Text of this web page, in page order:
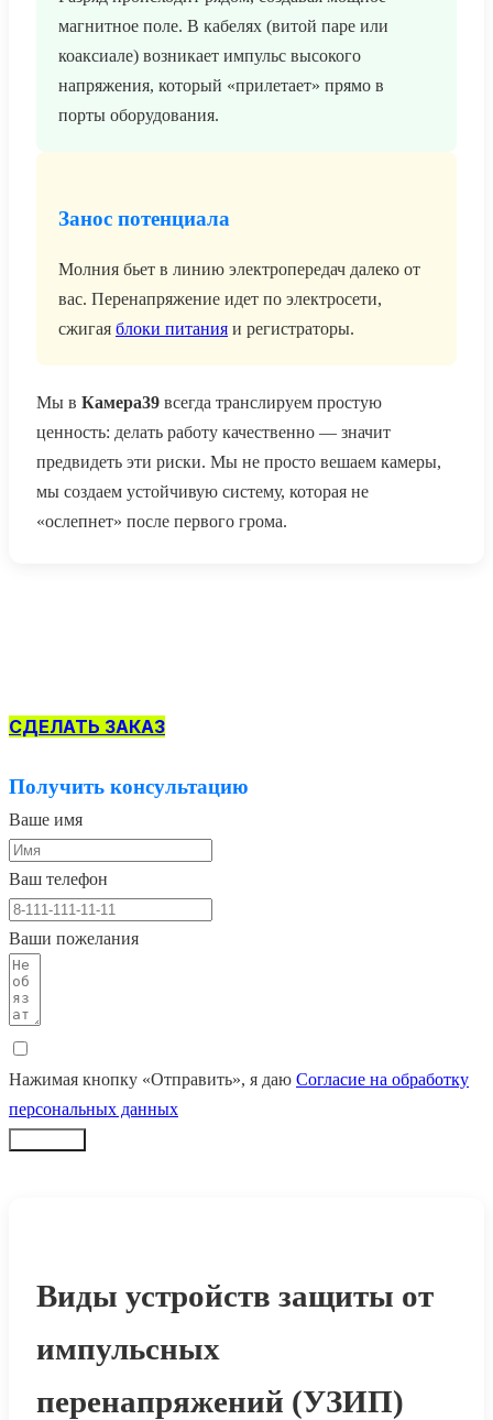
магнитное поле. В кабелях (витой паре или
коаксиале) возникает импульс высокого
напряжения, который «прилетает» прямо в
порты оборудования.
Занос потенциала
Молния бьет в линию электропередач далеко от
вас. Перенапряжение идет по электросети,
сжигая блоки питания и регистраторы.
Мы в Камера39 всегда транслируем простую
ценность: делать работу качественно — значит
предвидеть эти риски. Мы не просто вешаем камеры,
мы создаем устойчивую систему, которая не
«ослепнет» после первого грома.
СДЕЛАТЬ ЗАКАЗ
Получить консультацию
Ваше имя
Ваш телефон
Ваши пожелания
Нажимая кнопку «Отправить», я даю Согласие на обработку
персональных данных
Виды устройств защиты от
импульсных
перенапряжений (УЗИП)